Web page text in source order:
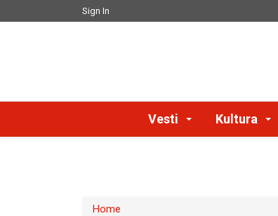
Sign In
Vesti Kultura
Home